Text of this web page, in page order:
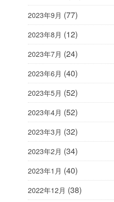
2023年9月 (77)
2023年8月 (12)
2023年7月 (24)
2023年6月 (40)
2023年5月 (52)
2023年4月 (52)
2023年3月 (32)
2023年2月 (34)
2023年1月 (40)
2022年12月 (38)